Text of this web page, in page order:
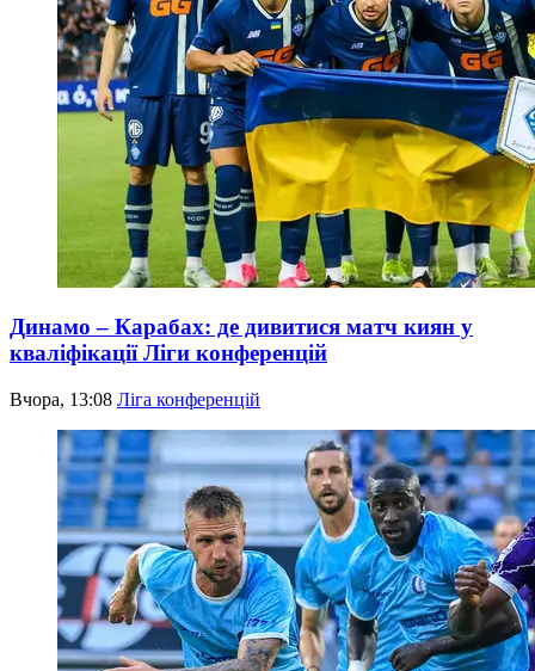
Динамо – Карабах: де дивитися матч киян у
кваліфікації Ліги конференцій
Вчора, 13:08 Ліга конференцій